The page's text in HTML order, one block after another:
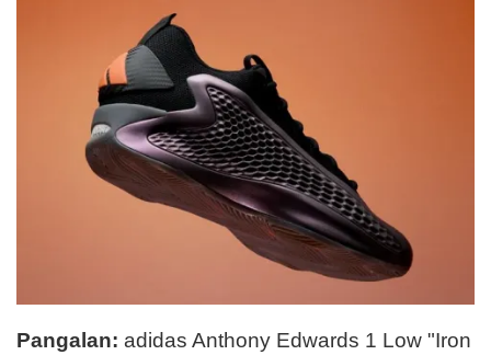
Pangalan: adidas Anthony Edwards 1 Low "Iron